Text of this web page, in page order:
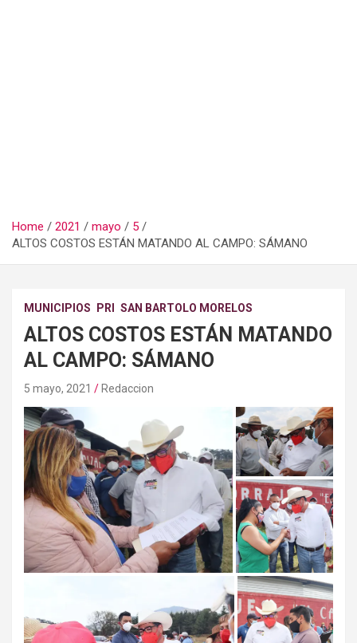
Home 2021 mayo
5
ALTOS COSTOS ESTÁN MATANDO AL CAMPO: SÁMANO
MUNICIPIOS PRI SAN BARTOLO MORELOS
ALTOS COSTOS ESTÁN MATANDO
AL CAMPO: SÁMANO
5 mayo, 2021 Redaccion